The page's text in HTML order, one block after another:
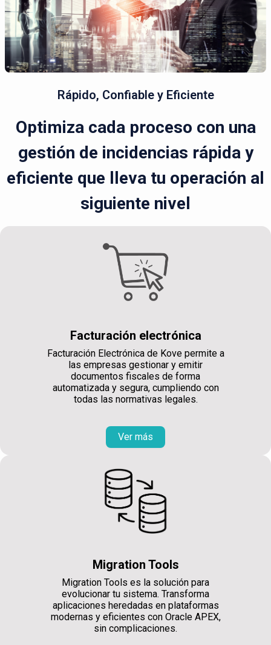
Rápido, Confiable y Eficiente
Optimiza cada proceso con una
gestión de incidencias rápida y
eficiente que lleva tu operación al
siguiente nivel
Facturación electrónica
Facturación Electrónica de Kove permite a
las empresas gestionar y emitir
documentos fiscales de forma
automatizada y segura, cumpliendo con
todas las normativas legales.
Ver más
Migration Tools
Migration Tools es la solución para
evolucionar tu sistema. Transforma
aplicaciones heredadas en plataformas
modernas y eficientes con Oracle APEX,
sin complicaciones.